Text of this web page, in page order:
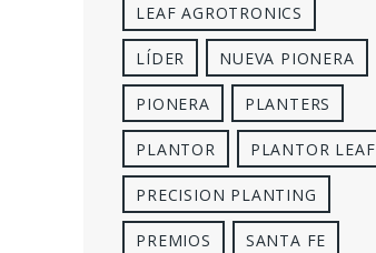
LEAF AGROTRONICS
LÍDER NUEVA PIONERA
PIONERA PLANTERS
PLANTOR PLANTOR LEAF
PRECISION PLANTING
PREMIOS SANTA FE